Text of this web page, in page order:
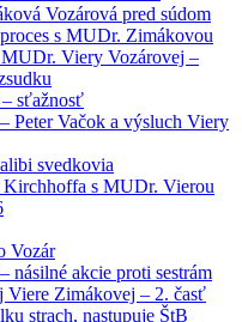
Vozárová pred súdom
s MUDr. Zimákovou
Viery Vozárovej –
sťažnosť
Peter Vačok a výsluch Viery
svedkovia
Kirchhoffa s MUDr. Vierou
Vozár
násilné akcie proti sestrám
Viere Zimákovej – 2. časť
strach, nastupuje ŠtB